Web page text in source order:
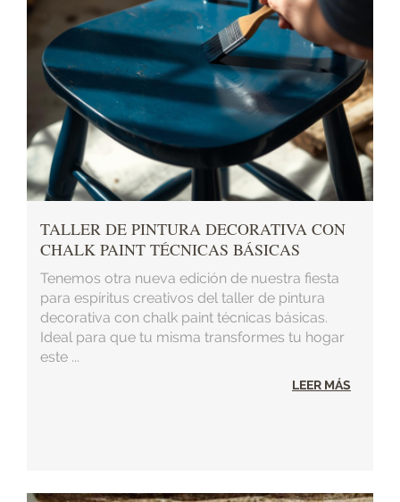
TALLER DE PINTURA DECORATIVA CON
CHALK PAINT TÉCNICAS BÁSICAS
Tenemos otra nueva edición de nuestra fiesta
para espíritus creativos del taller de pintura
decorativa con chalk paint técnicas básicas.
Ideal para que tu misma transformes tu hogar
este ...
LEER MÁS